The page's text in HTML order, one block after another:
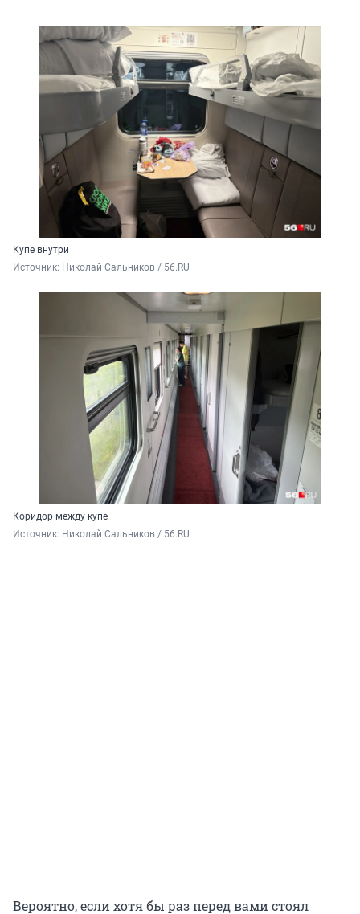
Купе внутри
Источник: Николай Сальников / 56.RU
Коридор между купе
Источник: Николай Сальников / 56.RU
Вероятно, если хотя бы раз перед вами стоял